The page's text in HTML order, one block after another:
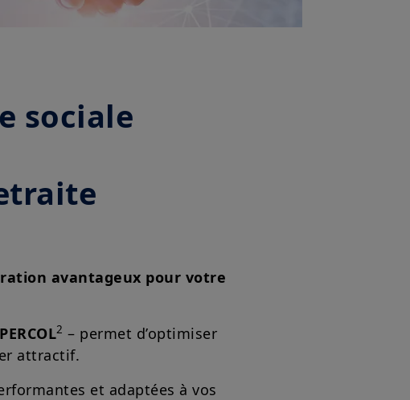
sociale
avantageux pour votre
2 – permet d’optimiser
attractif.
et adaptées à vos